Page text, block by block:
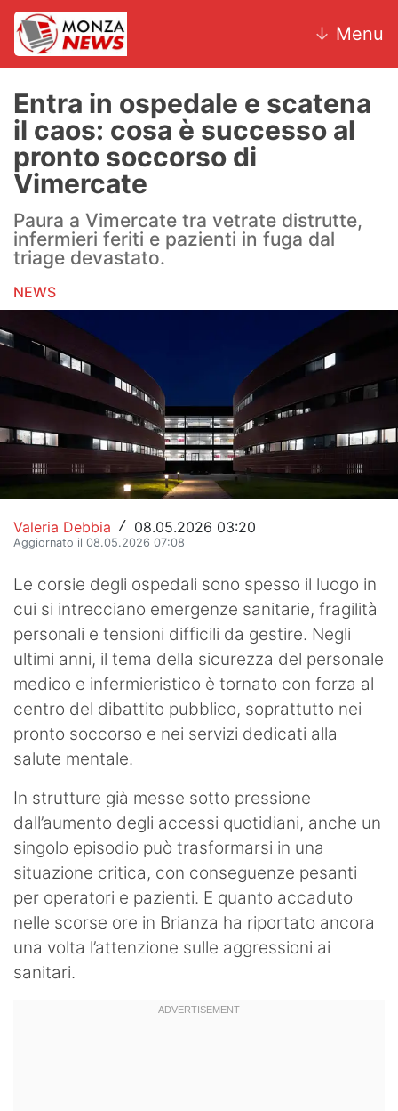
↓ Menu
News
AC Monza
Calcio
Motori
Volley
Hockey
Altri sport
Hockey
Pallanuoto
Pallamano
Altre
News
Turismo
Eventi
Entra in ospedale e scatena
il caos: cosa è successo al
pronto soccorso di
Vimercate
Paura a Vimercate tra vetrate distrutte,
infermieri feriti e pazienti in fuga dal
triage devastato.
NEWS
Valeria Debbia / 08.05.2026 03:20
Aggiornato il 08.05.2026 07:08
Le corsie degli ospedali sono spesso il luogo in
cui si intrecciano emergenze sanitarie, fragilità
personali e tensioni difficili da gestire. Negli
ultimi anni, il tema della sicurezza del personale
medico e infermieristico è tornato con forza al
centro del dibattito pubblico, soprattutto nei
pronto soccorso e nei servizi dedicati alla
salute mentale.
In strutture già messe sotto pressione
dall’aumento degli accessi quotidiani, anche un
singolo episodio può trasformarsi in una
situazione critica, con conseguenze pesanti
per operatori e pazienti. E quanto accaduto
nelle scorse ore in Brianza ha riportato ancora
una volta l’attenzione sulle aggressioni ai
sanitari.